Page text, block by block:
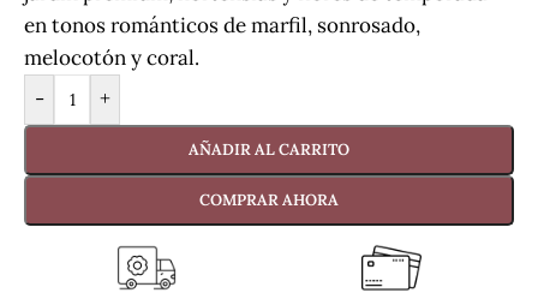
en tonos románticos de marfil, sonrosado,
melocotón y coral.
-
+
AÑADIR AL CARRITO
COMPRAR AHORA